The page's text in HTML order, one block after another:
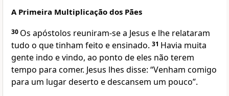
A Primeira Multiplicação dos Pães
30 Os apóstolos reuniram-se a Jesus e lhe relataram
tudo o que tinham feito e ensinado. 31 Havia muita
gente indo e vindo, ao ponto de eles não terem
tempo para comer. Jesus lhes disse: “Venham comigo
para um lugar deserto e descansem um pouco”.